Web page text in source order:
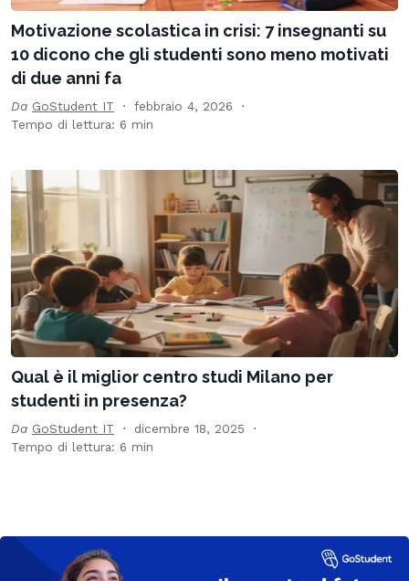
Motivazione scolastica in crisi: 7 insegnanti su
10 dicono che gli studenti sono meno motivati
di due anni fa
Da GoStudent IT
febbraio 4, 2026
Tempo di lettura: 6 min
Qual è il miglior centro studi Milano per
studenti in presenza?
Da GoStudent IT
dicembre 18, 2025
Tempo di lettura: 6 min